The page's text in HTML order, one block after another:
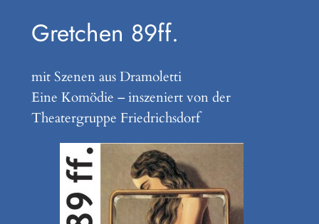
Gretchen 89ff.
mit Szenen aus Dramoletti
Eine Komödie – inszeniert von der
Theatergruppe Friedrichsdorf